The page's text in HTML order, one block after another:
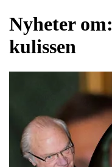
Nyheter om:
kulissen